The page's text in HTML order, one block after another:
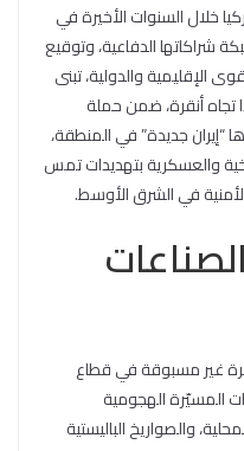
خلال السنوات الأخيرة في
شراكاتها الدفاعية، وتوقيع
الإقليمية والدولية، تبنى
تجاه أنقرة، ضمن حملة
“إيران جديدة” في المنطقة،
والعسكرية بتهديدات تمس
في الشرق الأوسط.
غير مسبوقة في قطاع
المسيّرة الهجومية
والصواريخ الباليستية